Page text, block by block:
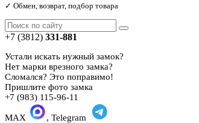
✓ Обмен, возврат, подбор товара
+7 (3812) 331-881
Устали искать нужный замок?
Нет марки врезного замка?
Сломался? Это поправимо!
Пришлите фото замка
+7 (983) 115-96-11
MAX
, Telegram